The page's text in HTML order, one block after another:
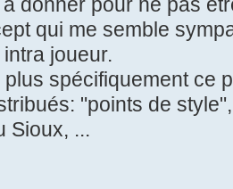
qui me semble
joueur.
spécifiquement ce
"points de
Sioux, ...